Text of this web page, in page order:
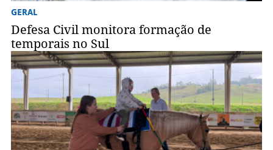
GERAL
Defesa Civil monitora formação de
temporais no Sul